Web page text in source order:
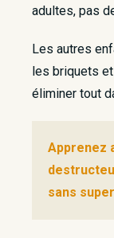
adultes, pas
Les autres
les briquets
éliminer tout
Apprenez
sans